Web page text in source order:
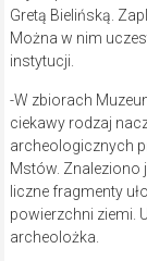
Gretą Bielińską.
Można w nim
instytucji.
-W zbiorach
ciekawy rodzaj
archeologicznych
Mstów. Znaleziono
liczne fragmenty
powierzchni ziemi.
archeolożka.